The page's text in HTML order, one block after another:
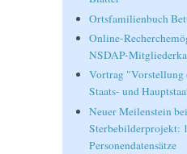
Ortsfamilienbuch
Online-
NSDAP-
Vortrag "Vorstellung
Staats- und
Neuer Meilenstein
Sterbebilderprojekt:
Personendatensätze